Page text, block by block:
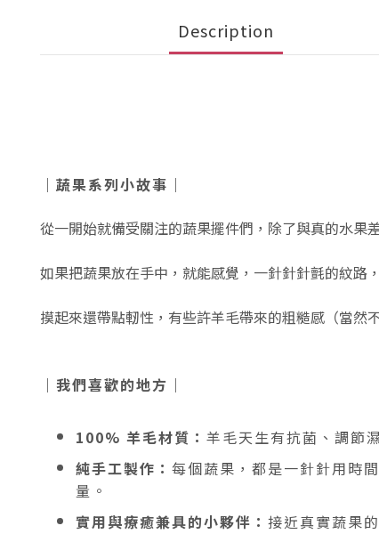
Description
｜蔬果系列小故事｜
從一開始就備受關注的蔬果擺件們，除了與真的水果
如果把蔬果放在手中，就能感覺，一針針針氈的紋路
摸起來還帶點軔性，有些許羊毛帶來的粗糙感（當然
｜我們喜歡的地方｜
100% 羊毛材質： 羊毛天生有抗菌、調節
純手工製作： 每個蔬果，都是一針針用時
量。
實用與療癒兼具的小夥伴： 接近真實蔬果